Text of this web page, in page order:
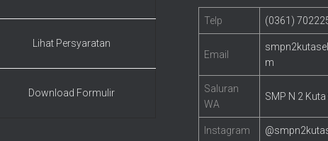
Lihat Persyaratan
Download Formulir
Telp (0361)
Email
m
Saluran
WA
SMP N 2
Instagram